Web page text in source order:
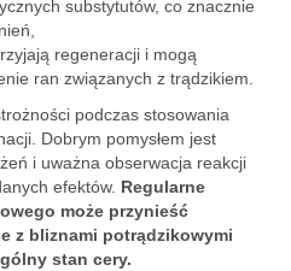
substytutów, co znacznie
regeneracji i mogą
ran związanych z trądzikiem.
podczas stosowania
Dobrym pomysłem jest
i uważna obserwacja reakcji
efektów. Regularne
może przynieść
z bliznami potrądzikowymi
stan cery.